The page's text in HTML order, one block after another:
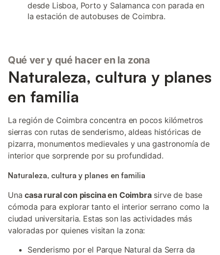
desde Lisboa, Porto y Salamanca con parada en
la estación de autobuses de Coimbra.
Qué ver y qué hacer en la zona
Naturaleza, cultura y planes
en familia
La región de Coimbra concentra en pocos kilómetros
sierras con rutas de senderismo, aldeas históricas de
pizarra, monumentos medievales y una gastronomía de
interior que sorprende por su profundidad.
Naturaleza, cultura y planes en familia
Unacasa rural con piscina en Coimbrasirve de base
cómoda para explorar tanto el interior serrano como la
ciudad universitaria. Estas son las actividades más
valoradas por quienes visitan la zona:
Senderismo por el Parque Natural da Serra da